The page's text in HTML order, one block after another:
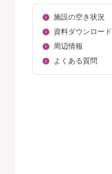
施設の空き状況
資料ダウンロード
周辺情報
よくある質問